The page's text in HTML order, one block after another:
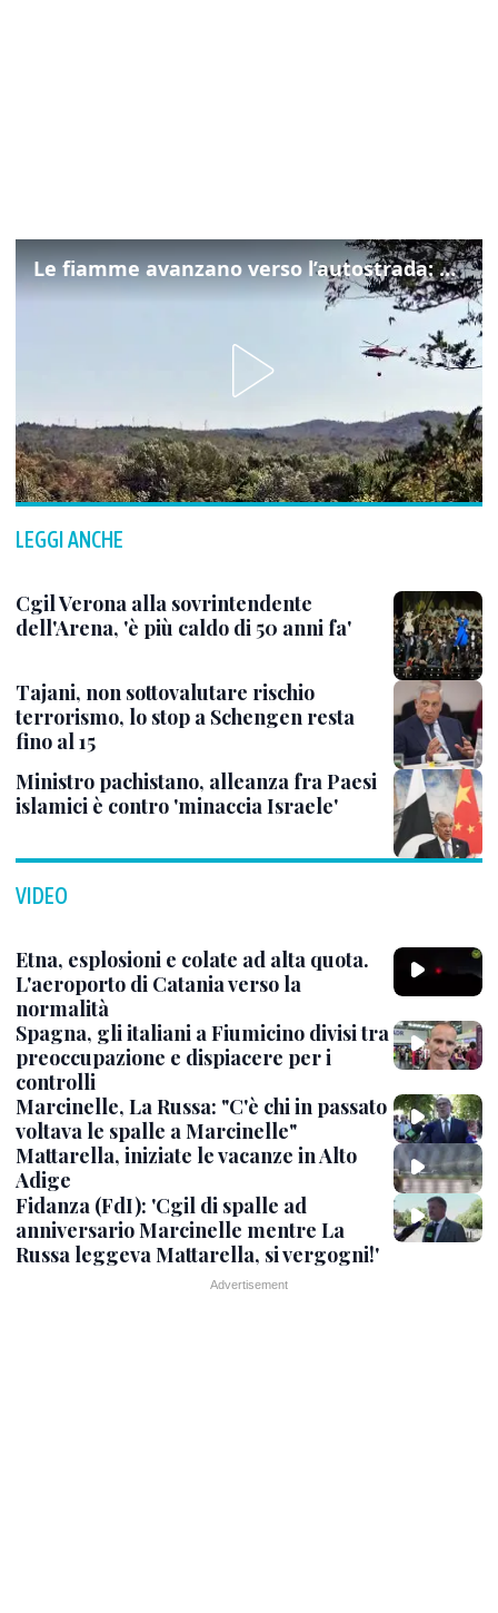
Le fiamme avanzano verso l’autostrada: canadair in azione tra Monfalcone e Duino
LEGGI ANCHE
Cgil Verona alla sovrintendente
dell'Arena, 'è più caldo di 50 anni fa'
Tajani, non sottovalutare rischio
terrorismo, lo stop a Schengen resta
fino al 15
Ministro pachistano, alleanza fra Paesi
islamici è contro 'minaccia Israele'
VIDEO
Etna, esplosioni e colate ad alta quota.
L'aeroporto di Catania verso la
normalità
Spagna, gli italiani a Fiumicino divisi tra
preoccupazione e dispiacere per i
controlli
Marcinelle, La Russa: "C'è chi in passato
voltava le spalle a Marcinelle"
Mattarella, iniziate le vacanze in Alto
Adige
Fidanza (FdI): 'Cgil di spalle ad
anniversario Marcinelle mentre La
Russa leggeva Mattarella, si vergogni!'